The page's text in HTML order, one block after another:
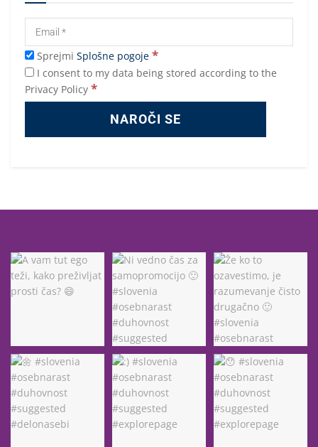
Sprejmi Splošne pogoje *
I consent to my data being stored according to the
Privacy Policy *